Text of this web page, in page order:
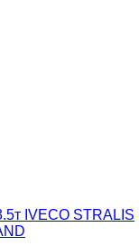
IVECO STRALIS